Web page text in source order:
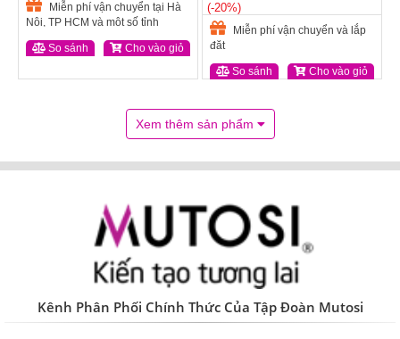
Miễn phí vận chuyển tại Hà
Nội, TP HCM và một số tỉnh
So sánh Cho vào giỏ
(-20%)
Miễn phí vận chuyển và lắp
đặt
So sánh Cho vào giỏ
Xem thêm sản phẩm
Kênh Phân Phối Chính Thức Của Tập Đoàn Mutosi